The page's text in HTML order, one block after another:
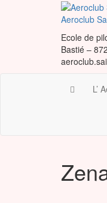
Aeroclub
Ecole de
Bastié –
L’